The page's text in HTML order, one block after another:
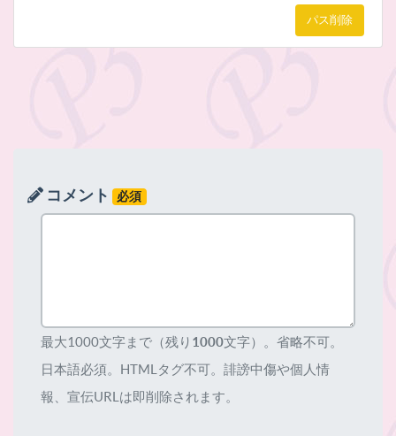
パス削除
コメント 必須
最大1000文字まで（残り 1000文字）。省略不可。
日本語必須。HTMLタグ不可。誹謗中傷や個人情
報、宣伝URLは即削除されます。